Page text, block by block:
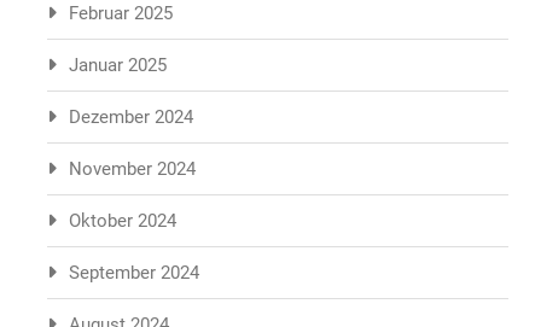
Februar 2025
Januar 2025
Dezember 2024
November 2024
Oktober 2024
September 2024